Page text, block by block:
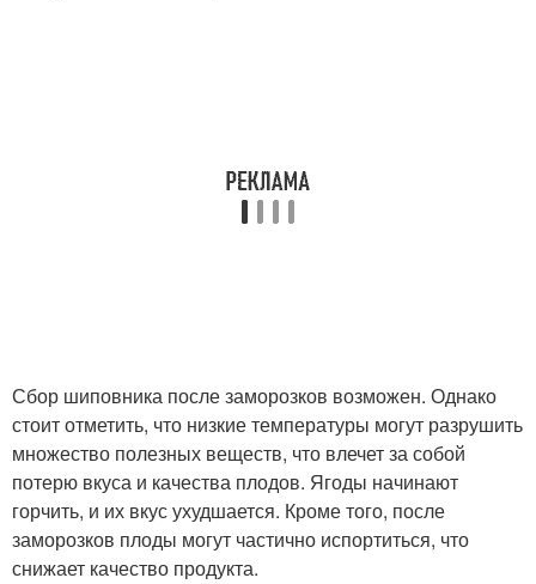
Сбор шиповника после заморозков возможен. Однако
стоит отметить, что низкие температуры могут разрушить
множество полезных веществ, что влечет за собой
потерю вкуса и качества плодов. Ягоды начинают
горчить, и их вкус ухудшается. Кроме того, после
заморозков плоды могут частично испортиться, что
снижает качество продукта.